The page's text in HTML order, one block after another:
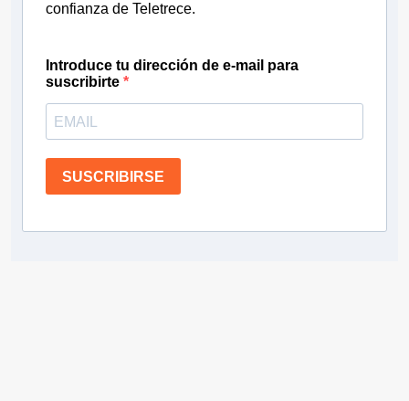
confianza de Teletrece.
Introduce tu dirección de e-mail para
suscribirte
SUSCRIBIRSE